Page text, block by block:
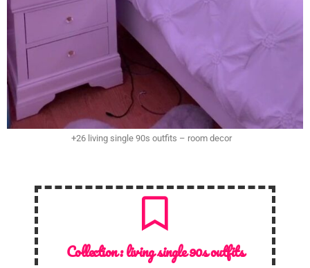
+26 living single 90s outfits – room decor
Collection :living single 90s outfits